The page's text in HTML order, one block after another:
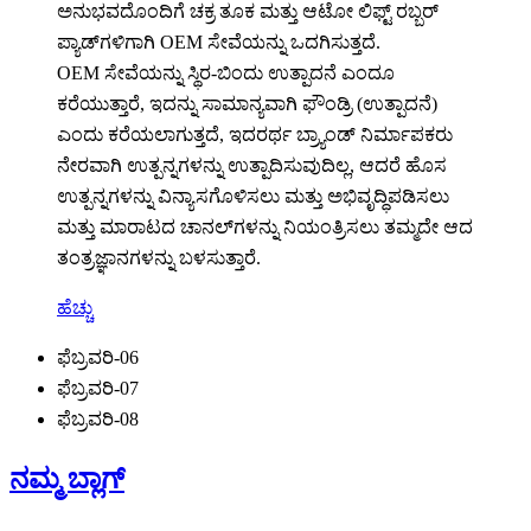
ಅನುಭವದೊಂದಿಗೆ ಚಕ್ರ ತೂಕ ಮತ್ತು ಆಟೋ ಲಿಫ್ಟ್ ರಬ್ಬರ್
ಪ್ಯಾಡ್‌ಗಳಿಗಾಗಿ OEM ಸೇವೆಯನ್ನು ಒದಗಿಸುತ್ತದೆ.
OEM ಸೇವೆಯನ್ನು ಸ್ಥಿರ-ಬಿಂದು ಉತ್ಪಾದನೆ ಎಂದೂ
ಕರೆಯುತ್ತಾರೆ, ಇದನ್ನು ಸಾಮಾನ್ಯವಾಗಿ ಫೌಂಡ್ರಿ (ಉತ್ಪಾದನೆ)
ಎಂದು ಕರೆಯಲಾಗುತ್ತದೆ, ಇದರರ್ಥ ಬ್ರ್ಯಾಂಡ್ ನಿರ್ಮಾಪಕರು
ನೇರವಾಗಿ ಉತ್ಪನ್ನಗಳನ್ನು ಉತ್ಪಾದಿಸುವುದಿಲ್ಲ, ಆದರೆ ಹೊಸ
ಉತ್ಪನ್ನಗಳನ್ನು ವಿನ್ಯಾಸಗೊಳಿಸಲು ಮತ್ತು ಅಭಿವೃದ್ಧಿಪಡಿಸಲು
ಮತ್ತು ಮಾರಾಟದ ಚಾನಲ್‌ಗಳನ್ನು ನಿಯಂತ್ರಿಸಲು ತಮ್ಮದೇ ಆದ
ತಂತ್ರಜ್ಞಾನಗಳನ್ನು ಬಳಸುತ್ತಾರೆ.
ಹೆಚ್ಚು
ಫೆಬ್ರವರಿ-06
ಫೆಬ್ರವರಿ-07
ಫೆಬ್ರವರಿ-08
ನಮ್ಮ ಬ್ಲಾಗ್